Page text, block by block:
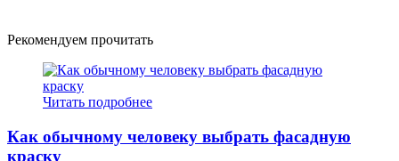
Рекомендуем прочитать
Читать подробнее
Как обычному человеку выбрать фасадную
краску